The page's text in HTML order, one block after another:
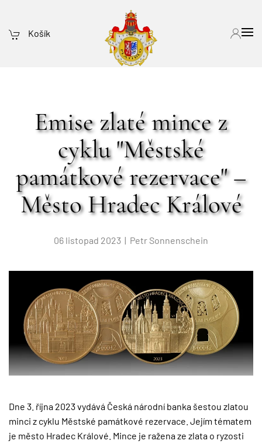
Košík
Emise zlaté mince z
cyklu "Městské
památkové rezervace" –
Město Hradec Králové
06 listopad 2023 | Petr Sonnenschein
Dne 3. října 2023 vydává Česká národní banka šestou zlatou
minci z cyklu Městské památkové rezervace. Jejím tématem
je město Hradec Králové. Mince je ražena ze zlata o ryzosti